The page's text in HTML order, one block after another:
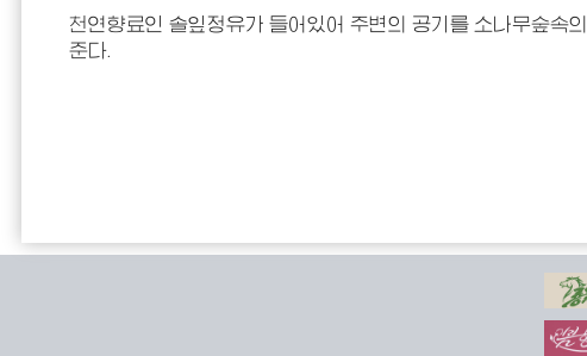
천연향료인 솔잎정유가 들어있어 주변의 공기를 소나무숲속
준다.